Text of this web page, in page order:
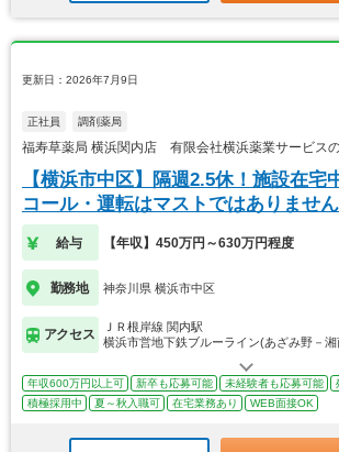
更新日：2026年7月9日
正社員 調剤薬局
福寿草薬局 横浜関内店 有限会社横浜薬業サービス
【横浜市中区】隔週2.5休！施設在宅
コール・運転はマストではありません
給与 【年収】450万円～630万円程度
勤務地 神奈川県 横浜市中区
アクセス
ＪＲ根岸線 関内駅
横浜市営地下鉄ブルーライン(あざみ野－
年収600万円以上可 新卒も応募可能 未経験者も応募可能
積極採用中
夏～秋入職可 在宅業務あり WEB面接OK